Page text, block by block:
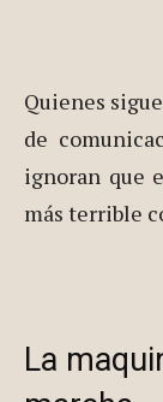
Quienes
de
ignoran que
más terrible
La